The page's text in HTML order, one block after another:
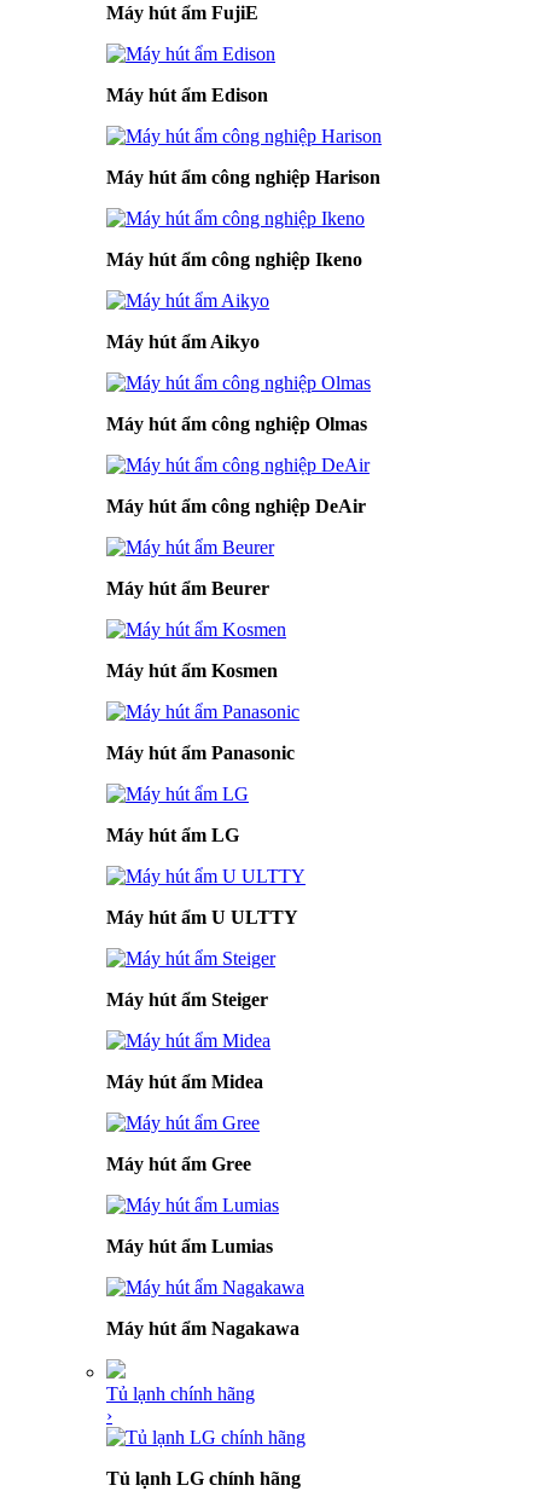
Máy hút ẩm FujiE
Máy hút ẩm Edison
Máy hút ẩm công nghiệp Harison
Máy hút ẩm công nghiệp Ikeno
Máy hút ẩm Aikyo
Máy hút ẩm công nghiệp Olmas
Máy hút ẩm công nghiệp DeAir
Máy hút ẩm Beurer
Máy hút ẩm Kosmen
Máy hút ẩm Panasonic
Máy hút ẩm LG
Máy hút ẩm U ULTTY
Máy hút ẩm Steiger
Máy hút ẩm Midea
Máy hút ẩm Gree
Máy hút ẩm Lumias
Máy hút ẩm Nagakawa
Tủ lạnh chính hãng
›
Tủ lạnh LG chính hãng